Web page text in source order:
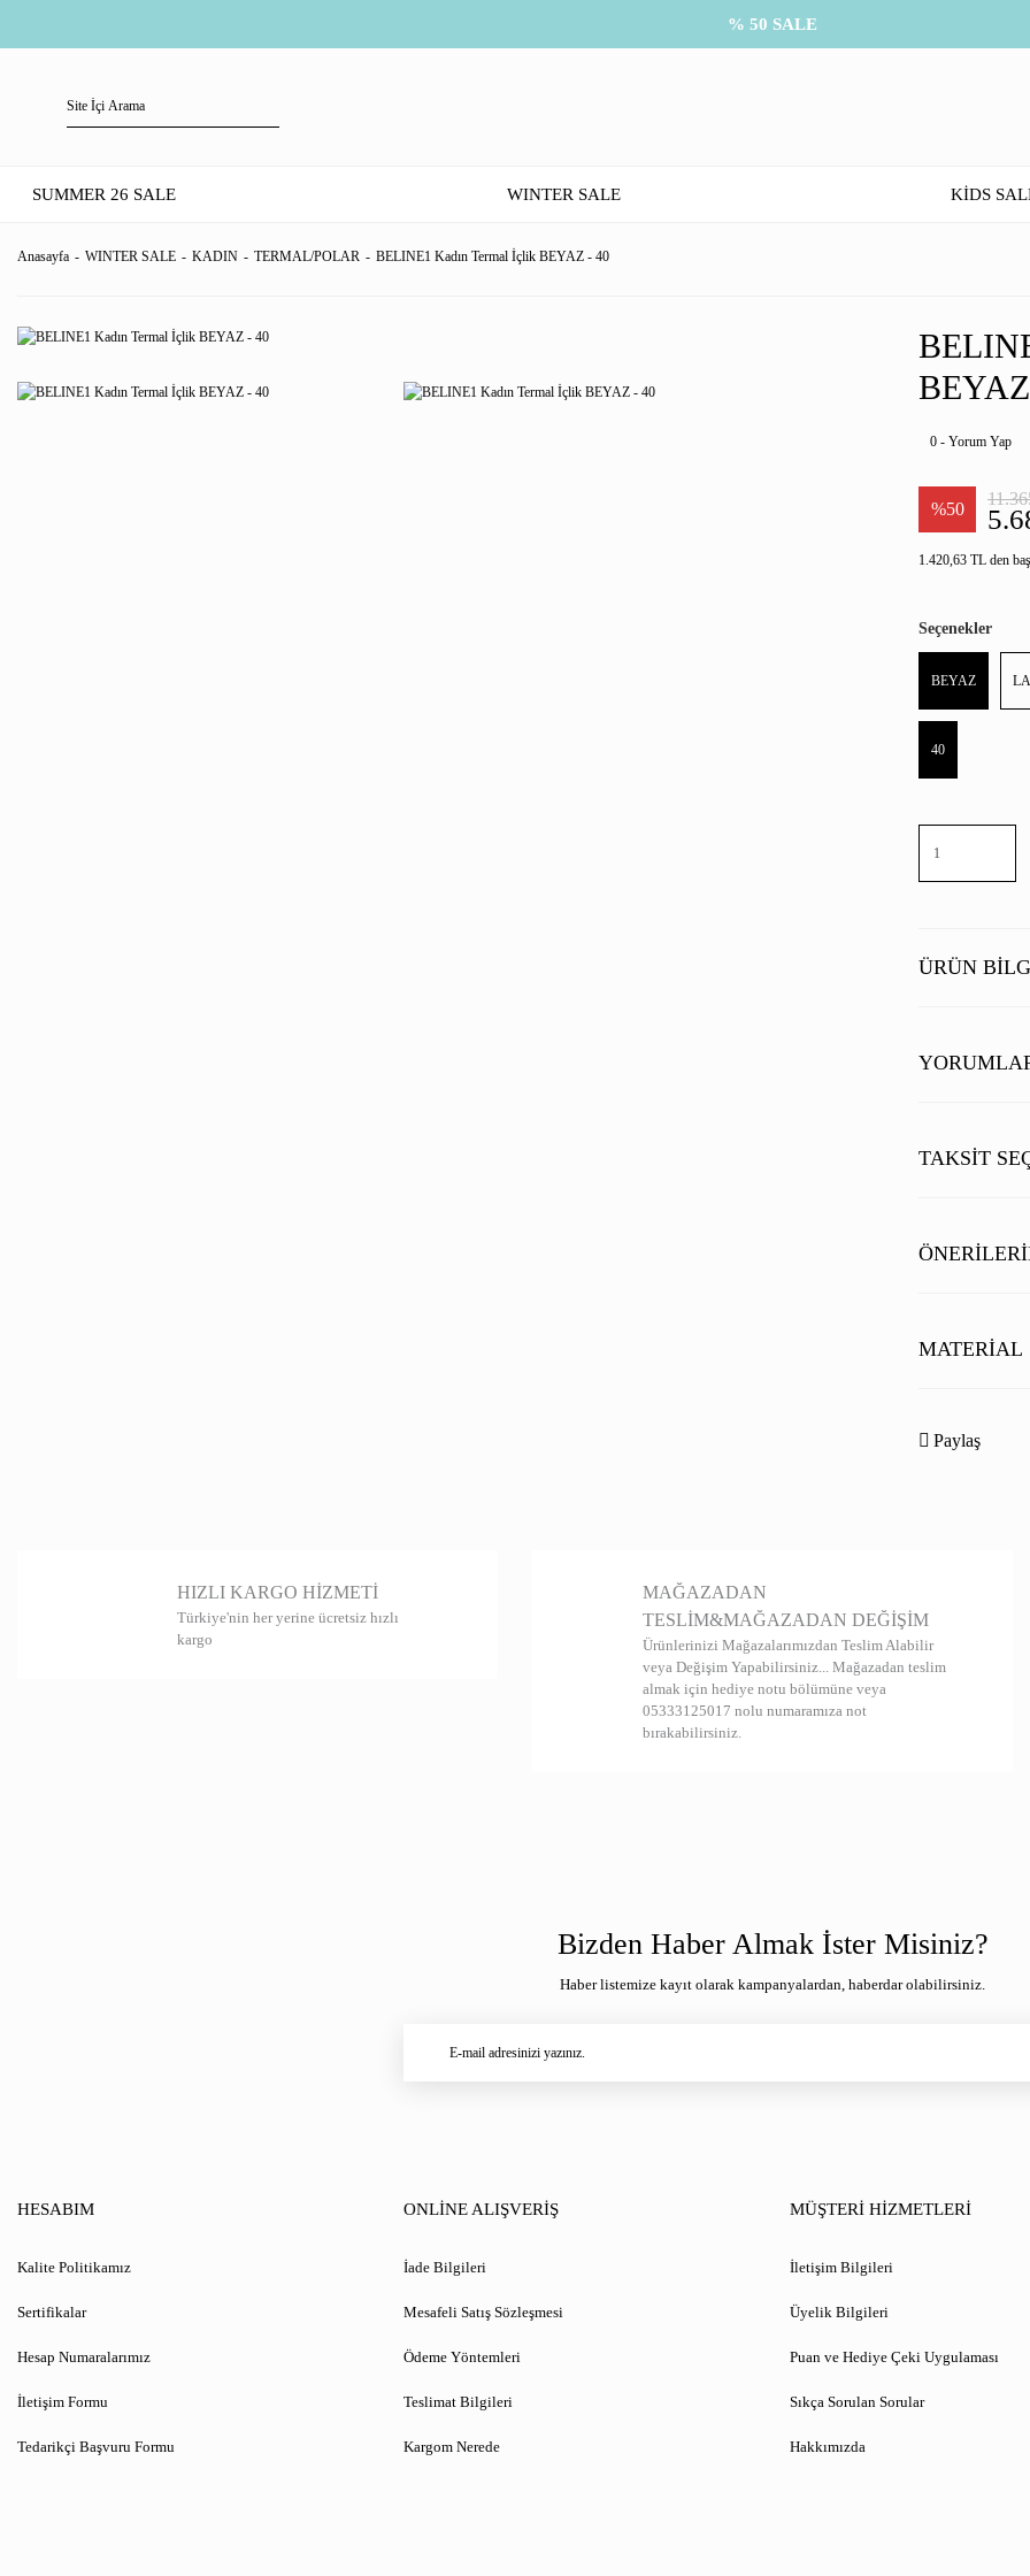
% 50 SALE
SUMMER 26 SALE WINTER SALE KİDS
Anasayfa WINTER SALE KADIN TERMAL/POLAR BELINE1 Kadın Termal İçlik BEYAZ - 40
0 - Yorum Yap
%50
1.420,63 TL den
Seçenekler
BEYAZ
40
ÜRÜN
TAKSIT
noktaları öneri
MATERIAL
Paylaş
HIZLI KARGO HİZMETİ
Türkiye'nin her yerine ücretsiz hızlı
kargo
MAĞAZADAN
TESLİM&MAĞAZADAN DEĞİŞİM
Ürünlerinizi Mağazalarımızdan Teslim Alabilir
veya Değişim Yapabilirsiniz... Mağazadan teslim
almak için hediye notu bölümüne veya
05333125017 nolu numaramıza not
bırakabilirsiniz.
Bizden Haber Almak İster Misiniz?
Haber listemize kayıt olarak kampanyalardan, haberdar olabilirsiniz.
HESABIM
Kalite Politikamız
Sertifikalar
Hesap Numaralarımız
İletişim Formu
Tedarikçi Başvuru Formu
ONLİNE ALIŞVERİŞ
İade Bilgileri
Mesafeli Satış Sözleşmesi
Ödeme Yöntemleri
Teslimat Bilgileri
Kargom Nerede
MÜŞTERİ HİZMETLERİ
İletişim Bilgileri
Üyelik Bilgileri
Puan ve Hediye Çeki Uygulaması
Sıkça Sorulan Sorular
Hakkımızda